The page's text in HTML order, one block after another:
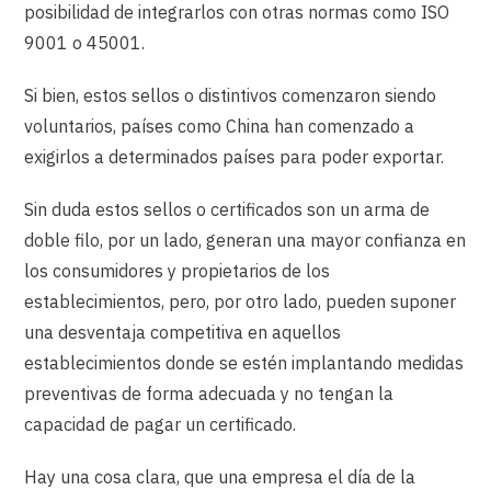
posibilidad de integrarlos con otras normas como ISO
9001 o 45001.
Si bien, estos sellos o distintivos comenzaron siendo
voluntarios, países como China han comenzado a
exigirlos a determinados países para poder exportar.
Sin duda estos sellos o certificados son un arma de
doble filo, por un lado, generan una mayor confianza en
los consumidores y propietarios de los
establecimientos, pero, por otro lado, pueden suponer
una desventaja competitiva en aquellos
establecimientos donde se estén implantando medidas
preventivas de forma adecuada y no tengan la
capacidad de pagar un certificado.
Hay una cosa clara, que una empresa el día de la